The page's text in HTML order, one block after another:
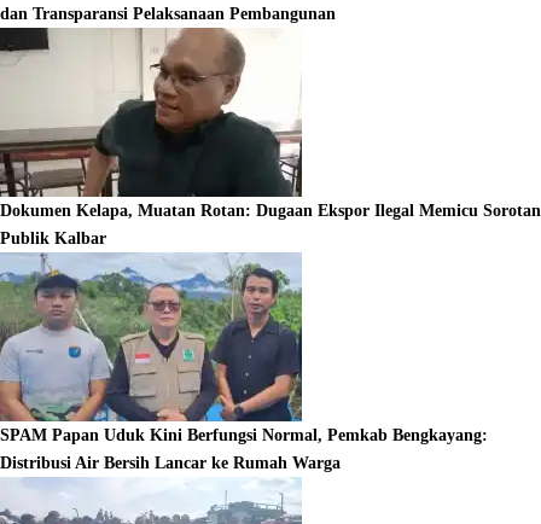
dan Transparansi Pelaksanaan Pembangunan
Dokumen Kelapa, Muatan Rotan: Dugaan Ekspor Ilegal Memicu Sorotan
Publik Kalbar
SPAM Papan Uduk Kini Berfungsi Normal, Pemkab Bengkayang:
Distribusi Air Bersih Lancar ke Rumah Warga